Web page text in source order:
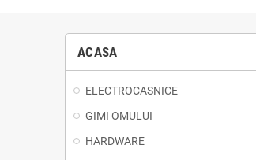
ACASA
ELECTROCASNICE
GIMI OMULUI
HARDWARE